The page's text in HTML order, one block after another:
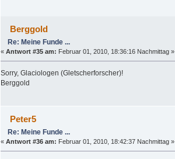
Berggold
Re: Meine Funde ...
« Antwort #35 am: Februar 01, 2010, 18:36:16 Nachmittag »
Sorry, Glaciologen (Gletscherforscher)!
Berggold
Peter5
Re: Meine Funde ...
« Antwort #36 am: Februar 01, 2010, 18:42:37 Nachmittag »